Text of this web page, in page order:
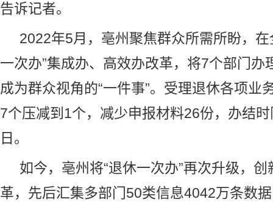
告诉记者。
2022年5月，亳州聚焦群众所需所盼，在
一次办”集成办、高效办改革，将7个部门办
成为群众视角的“一件事”。受理退休各项业
7个压减到1个，减少申报材料26份，办结
日。
如今，亳州将“退休一次办”再次升级，创
革，先后汇集多部门50类信息4042万条数